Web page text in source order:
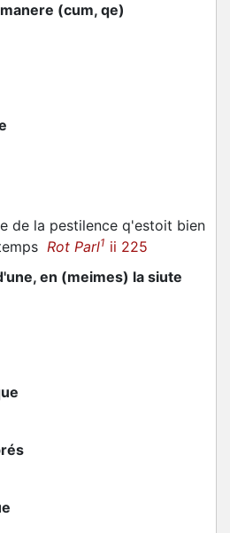
(cum, qe)
de la pestilence q'estoit bien
Rot Parl1 ii 225
en (meimes) la siute